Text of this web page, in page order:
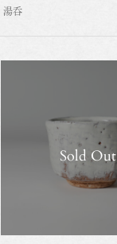
湯呑
Sold Out